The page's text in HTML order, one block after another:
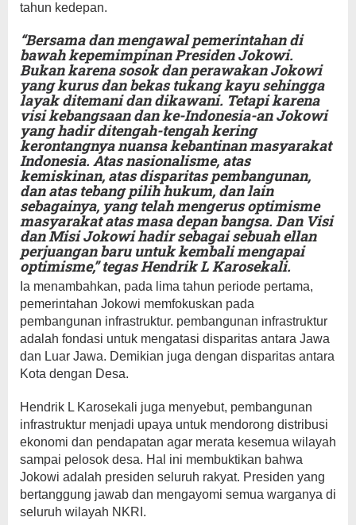
tahun kedepan.
“Bersama dan mengawal pemerintahan di
bawah kepemimpinan Presiden Jokowi.
Bukan karena sosok dan perawakan Jokowi
yang kurus dan bekas tukang kayu sehingga
layak ditemani dan dikawani. Tetapi karena
visi kebangsaan dan ke-Indonesia-an Jokowi
yang hadir ditengah-tengah kering
kerontangnya nuansa kebantinan masyarakat
Indonesia. Atas nasionalisme, atas
kemiskinan, atas disparitas pembangunan,
dan atas tebang pilih hukum, dan lain
sebagainya, yang telah mengerus optimisme
masyarakat atas masa depan bangsa. Dan Visi
dan Misi Jokowi hadir sebagai sebuah ellan
perjuangan baru untuk kembali mengapai
optimisme,” tegas Hendrik L Karosekali.
Ia menambahkan, pada lima tahun periode pertama,
pemerintahan Jokowi memfokuskan pada
pembangunan infrastruktur. pembangunan infrastruktur
adalah fondasi untuk mengatasi disparitas antara Jawa
dan Luar Jawa. Demikian juga dengan disparitas antara
Kota dengan Desa.
Hendrik L Karosekali juga menyebut, pembangunan
infrastruktur menjadi upaya untuk mendorong distribusi
ekonomi dan pendapatan agar merata kesemua wilayah
sampai pelosok desa. Hal ini membuktikan bahwa
Jokowi adalah presiden seluruh rakyat. Presiden yang
bertanggung jawab dan mengayomi semua warganya di
seluruh wilayah NKRI.